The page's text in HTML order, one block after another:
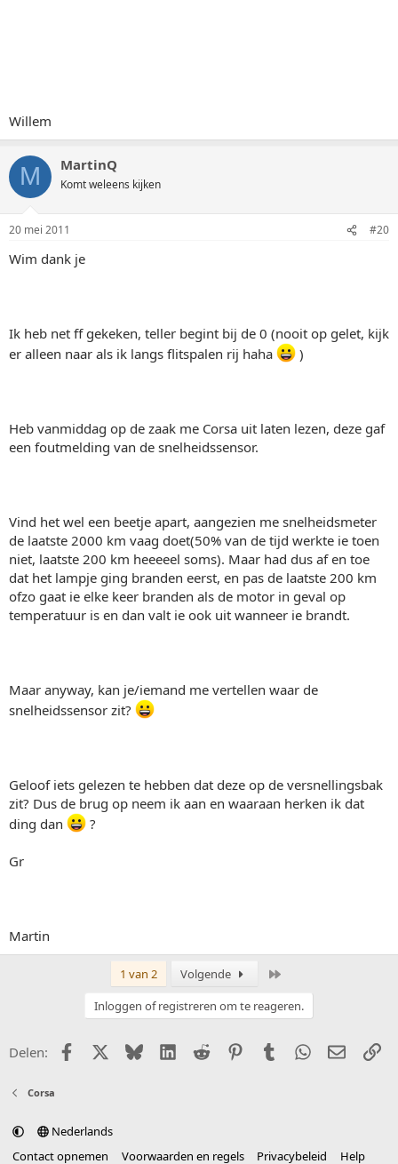
Willem
M MartinQ
Komt weleens kijken
20 mei 2011 #20
Wim dank je
Ik heb net ff gekeken, teller begint bij de 0 (nooit op gelet, kijk
er alleen naar als ik langs flitspalen rij haha
)
Heb vanmiddag op de zaak me Corsa uit laten lezen, deze gaf
een foutmelding van de snelheidssensor.
Vind het wel een beetje apart, aangezien me snelheidsmeter
de laatste 2000 km vaag doet(50% van de tijd werkte ie toen
niet, laatste 200 km heeeeel soms). Maar had dus af en toe
dat het lampje ging branden eerst, en pas de laatste 200 km
ofzo gaat ie elke keer branden als de motor in geval op
temperatuur is en dan valt ie ook uit wanneer ie brandt.
Maar anyway, kan je/iemand me vertellen waar de
snelheidssensor zit?
Geloof iets gelezen te hebben dat deze op de versnellingsbak
zit? Dus de brug op neem ik aan en waaraan herken ik dat
ding dan
?
Gr
Martin
1 van 2 Volgende
Inloggen of registreren om te reageren.
Delen: FacebookX (Twitter)
BlueskyLinkedIn
Reddit PinterestTumblr WhatsApp
E-mail
Corsa
Nederlands
Contact opnemen
Voorwaarden en regels Privacybeleid Help